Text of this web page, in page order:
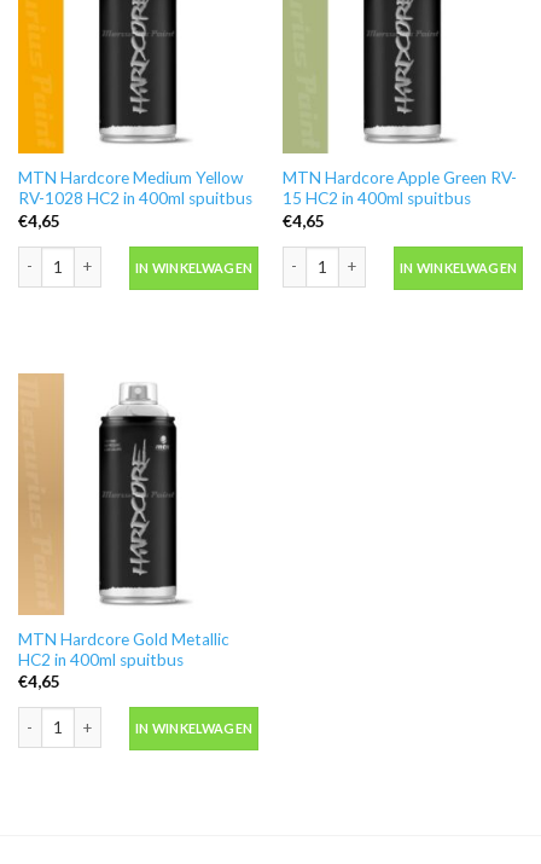
MTN Hardcore Medium Yellow
RV-1028 HC2 in 400ml spuitbus
€4,65
IN WINKELWAGEN
MTN Hardcore Apple Green RV-
15 HC2 in 400ml spuitbus
€4,65
IN WINKELWAGEN
MTN Hardcore Gold Metallic
HC2 in 400ml spuitbus
€4,65
MTN Hardcore Gold Metallic HC2 in 400ml spuitbus aantal
IN WINKELWAGEN